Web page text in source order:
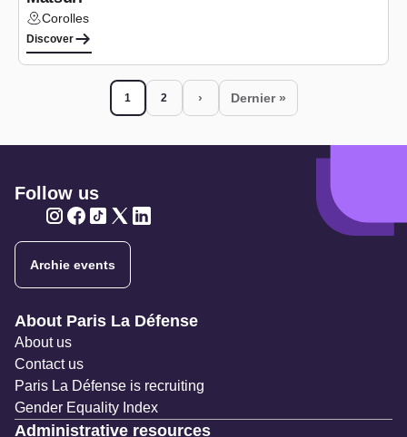
Lieu :Corolles
Discover
Current page
1 Page
2 Next page
› Last page
Dernier »
Follow us
Archie events
Navigation secondaire
About Paris La Défense
About us
Contact us
Paris La Défense is recruiting
Gender Equality Index
Administrative resources